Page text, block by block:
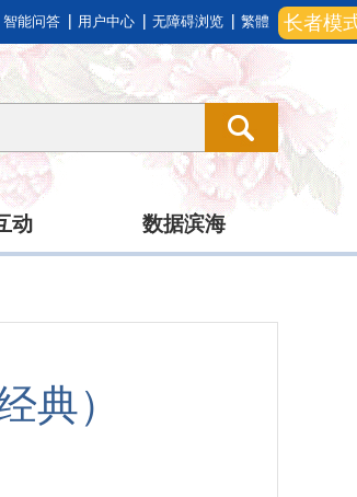
长者模
智能问答 用户中心 无障碍浏览 繁體
动 数据滨海
典）